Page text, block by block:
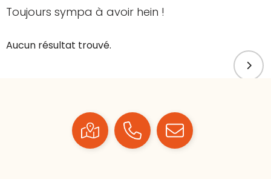
Toujours sympa à avoir hein !
Aucun résultat trouvé.